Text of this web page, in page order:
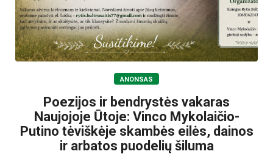
ANONSAS
Poezijos ir bendrystės vakaras
Naujojoje Ūtoje: Vinco Mykolaičio-
Putino tėviškėje skambės eilės, dainos
ir arbatos puodelių šiluma